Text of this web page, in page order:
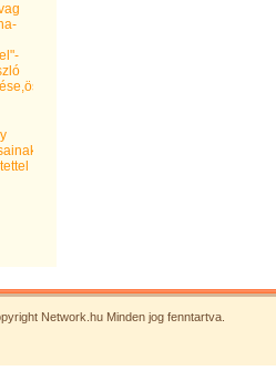
Network.hu Minden jog fenntartva.